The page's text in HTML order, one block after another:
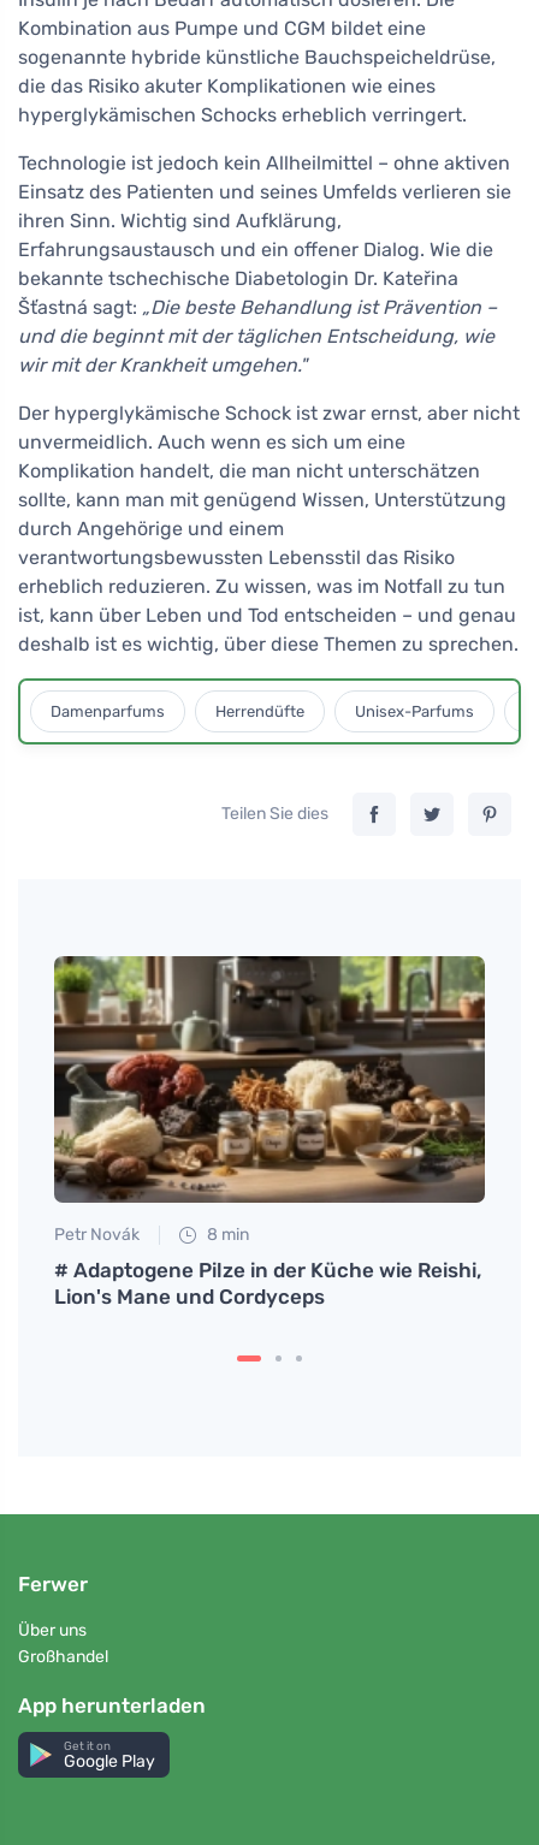
Kombination aus Pumpe und CGM bildet eine
sogenannte hybride künstliche Bauchspeicheldrüse,
die das Risiko akuter Komplikationen wie eines
hyperglykämischen Schocks erheblich verringert.
Technologie ist jedoch kein Allheilmittel – ohne aktiven
Einsatz des Patienten und seines Umfelds verlieren sie
ihren Sinn. Wichtig sind Aufklärung,
Erfahrungsaustausch und ein offener Dialog. Wie die
bekannte tschechische Diabetologin Dr. Kateřina
Šťastná sagt: „Die beste Behandlung ist Prävention –
und die beginnt mit der täglichen Entscheidung, wie
wir mit der Krankheit umgehen."
Der hyperglykämische Schock ist zwar ernst, aber nicht
unvermeidlich. Auch wenn es sich um eine
Komplikation handelt, die man nicht unterschätzen
sollte, kann man mit genügend Wissen, Unterstützung
durch Angehörige und einem
verantwortungsbewussten Lebensstil das Risiko
erheblich reduzieren. Zu wissen, was im Notfall zu tun
ist, kann über Leben und Tod entscheiden – und genau
deshalb ist es wichtig, über diese Themen zu sprechen.
Damenparfums Herrendüfte Unisex-Parfums
Teilen Sie dies
Petr Novák 8 min
# Adaptogene Pilze in der Küche wie Reishi,
Lion's Mane und Cordyceps
Ferwer
Über uns
Großhandel
App herunterladen
Get it on
Google Play